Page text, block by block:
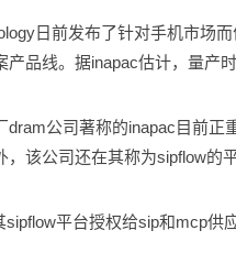
日前发布了针对手机市场
产品线。据inapac估计，量产
dram公司著称的inapac目前
，该公司还在其称为sipflow的
sipflow平台授权给sip和mcp供